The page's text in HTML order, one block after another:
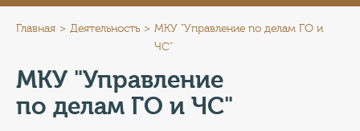
ПРЕСС-ЦЕНТР
ТУРИСТАМ
КОНТАКТЫ
Главная Деятельность
МКУ "Управление по делам ГО и
ЧС"
МКУ "Управление
по делам ГО и ЧС"